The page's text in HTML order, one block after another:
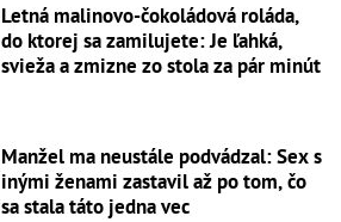
Letná malinovo-čokoládová roláda,
do ktorej sa zamilujete: Je ľahká,
svieža a zmizne zo stola za pár minút
Manžel ma neustále podvádzal: Sex s
inými ženami zastavil až po tom, čo
sa stala táto jedna vec